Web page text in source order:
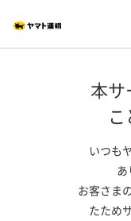
本サ
いつも
あ
お客さま
たため